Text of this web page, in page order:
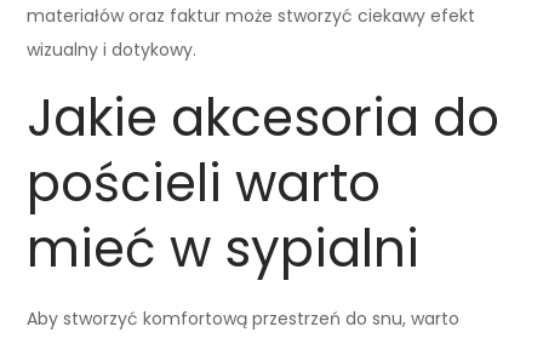
materiałów oraz faktur może stworzyć ciekawy efekt
wizualny i dotykowy.
Jakie akcesoria do
pościeli warto
mieć w sypialni
Aby stworzyć komfortową przestrzeń do snu, warto